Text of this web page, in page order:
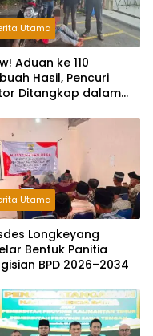
Utama
Aduan ke 110
Hasil, Pencuri
Ditangkap dalam
Utama
Longkeyang
Bentuk Panitia
BPD 2026–2034